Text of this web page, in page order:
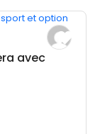
avec